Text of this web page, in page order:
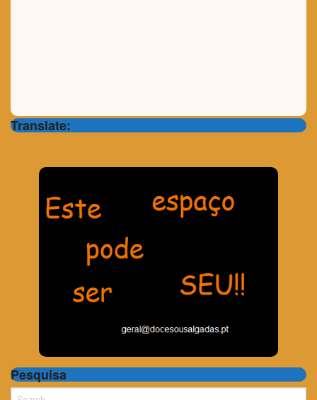
Translate:
Pesquisa
Search